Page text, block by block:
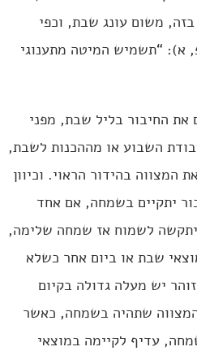
משום עונג שבת, וכפי
א): “תשמיש המיטה מתענוגי
את החיבור בליל שבת, מפני
השבוע או מההכנות לשבת,
המצווה בהידור הראוי. וכיוון
יתקיים בשמחה, אם אחד
לשמוח אז שמחה שלימה,
שבת או ביום אחר כשלא
יש מעלה גדולה בקיום
שתהיה בשמחה, כאשר
עדיף לקיימה במוצאי